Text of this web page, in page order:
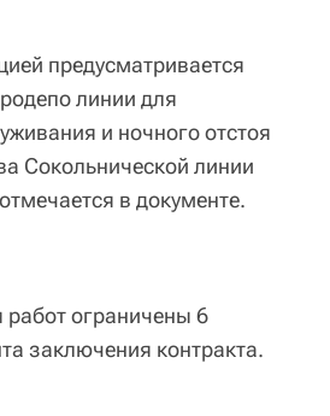
предусматривается
линии для
и ночного отстоя
Сокольнической линии
в документе.
ограничены 6
заключения контракта.